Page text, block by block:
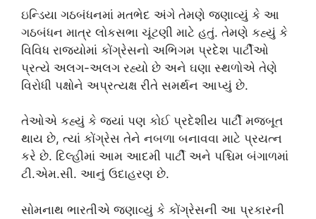
ઇન્ડિયા ગઠબંધનમાં મતભેદ અંગે તેમણે જણાવ્યું કે આ
ગઠબંધન માત્ર લોકસભા ચૂંટણી માટે હતું. તેમણે કહ્યું કે
વિવિધ રાજ્યોમાં કોંગ્રેસનો અભિગમ પ્રદેશ પાર્ટીઓ
પ્રત્યે અલગ-અલગ રહ્યો છે અને ઘણા સ્થળોએ તેણે
વિરોધી પક્ષોને અપ્રત્યક્ષ રીતે સમર્થન આપ્યું છે.
તેઓએ કહ્યું કે જ્યાં પણ કોઈ પ્રદેશીય પાર્ટી મજબૂત
થાય છે, ત્યાં કોંગ્રેસ તેને નબળા બનાવવા માટે પ્રયત્ન
કરે છે. દિલ્હીમાં આમ આદમી પાર્ટી અને પશ્ચિમ બંગાળમાં
ટી.એમ.સી. આનું ઉદાહરણ છે.
સોમનાથ ભારતીએ જણાવ્યું કે કોંગ્રેસની આ પ્રકારની